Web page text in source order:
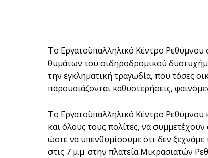
Το Εργατοϋπαλληλικό Κέντρο Ρεθύμνου
θυμάτων του σιδηροδρομικού
την εγκληματική τραγωδία, που τόσες
παρουσιάζονται καθυστερήσεις,
Το Εργατοϋπαλληλικό Κέντρο Ρεθύμνου
και όλους τους πολίτες, να
ώστε να υπενθυμίσουμε ότι δεν
στις 7 μ.μ. στην πλατεία Μικρασιατών